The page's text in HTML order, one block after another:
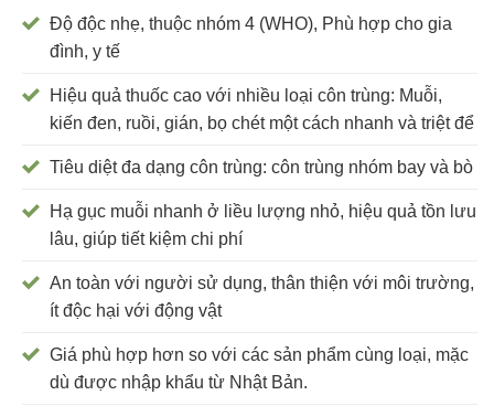
Độ độc nhẹ, thuộc nhóm 4 (WHO), Phù hợp cho gia
đình, y tế
Hiệu quả thuốc cao với nhiều loại côn trùng: Muỗi,
kiến đen, ruồi, gián, bọ chét một cách nhanh và triệt để
Tiêu diệt đa dạng côn trùng: côn trùng nhóm bay và bò
Hạ gục muỗi nhanh ở liều lượng nhỏ, hiệu quả tồn lưu
lâu, giúp tiết kiệm chi phí
An toàn với người sử dụng, thân thiện với môi trường,
ít độc hại với động vật
Giá phù hợp hơn so với các sản phẩm cùng loại, mặc
dù được nhập khẩu từ Nhật Bản.